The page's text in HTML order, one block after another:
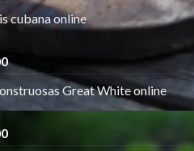
cubana online
Rango
de
precios:
desde
€140.00
hasta
Great White online
Rango